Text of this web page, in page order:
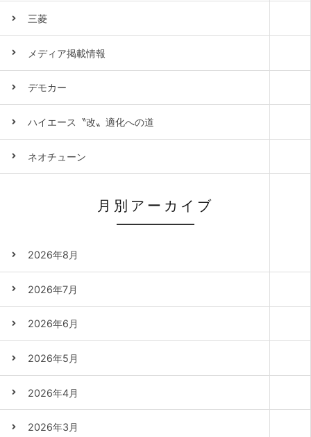
三菱
メディア掲載情報
デモカー
ハイエース〝改〟適化への道
ネオチューン
月別アーカイブ
2026年8月
2026年7月
2026年6月
2026年5月
2026年4月
2026年3月